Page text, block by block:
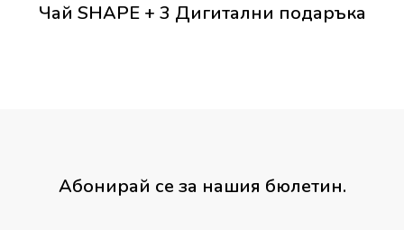
range:
40.00 €
Чай SHAPЕ + 3 Дигитални подаръка
Абонирай се за нашия бюлетин.